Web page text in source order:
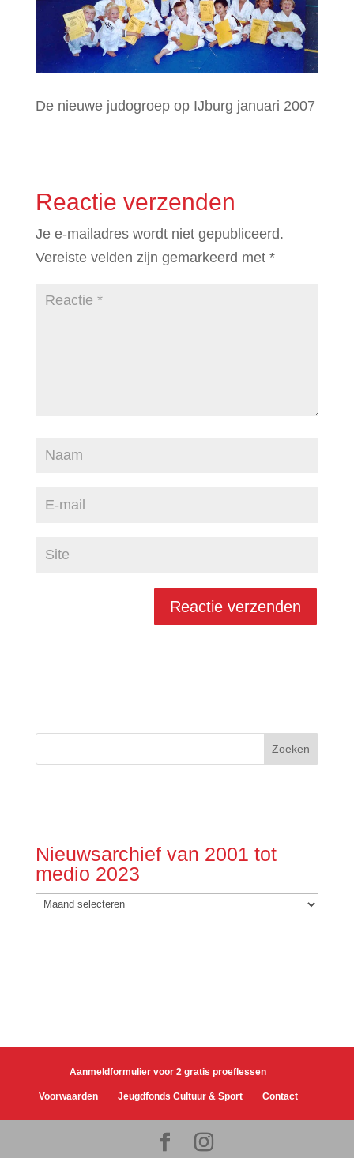
De nieuwe judogroep op IJburg januari 2007
Reactie verzenden
Je e-mailadres wordt niet gepubliceerd.
Vereiste velden zijn gemarkeerd met *
Nieuwsarchief van 2001 tot
medio 2023
Nieuwsarchief
van
Aanmeldformulier voor 2 gratis proeflessen
Voorwaarden Jeugdfonds Cultuur & Sport Contact